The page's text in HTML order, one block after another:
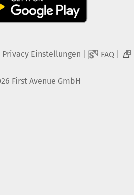
Privacy Einstellungen FAQ 2
First Avenue GmbH